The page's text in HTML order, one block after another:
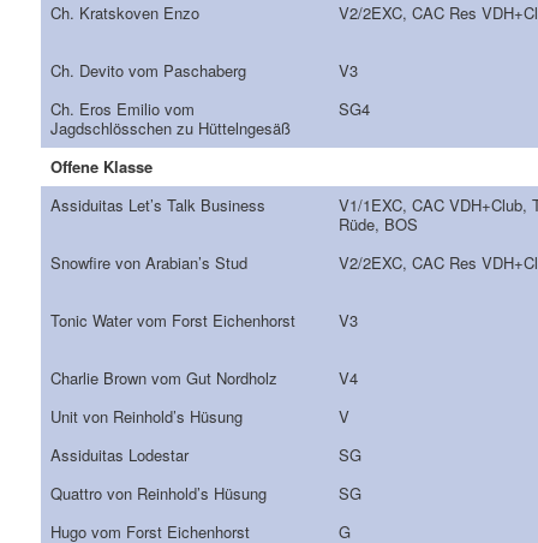
Ch. Kratskoven Enzo V2/2EXC, CAC Res
Ch. Devito vom Paschaberg
V3
Ch. Eros Emilio vom
Jagdschlösschen zu Hüttelngesäß
SG4
Offene Klasse
Assiduitas Let’s Talk Business
V1/1EXC, CAC VDH+Club,
Rüde, BOS
Snowfire von Arabian’s Stud
V2/2EXC, CAC Res
Tonic Water vom Forst Eichenhorst V3
Charlie Brown vom Gut Nordholz
V4
Unit von Reinhold’s Hüsung
V
Assiduitas Lodestar
SG
Quattro von Reinhold’s Hüsung
SG
Hugo vom Forst Eichenhorst
G